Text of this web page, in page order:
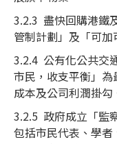
3.2.3 盡快回購港鐵
管制計劃」及「可加
3.2.4 公有化公共交
市民，收支平衡」
成本及公司利潤掛勾
3.2.5 政府成立「監
包括市民代表、學